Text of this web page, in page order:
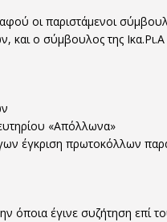
οι παριστάμενοι
ο σύμβουλος της Ικα.Ρι.Α
«Απόλλωνα»
έγκριση πρωτοκόλλων
όποια έγινε συζήτηση επί